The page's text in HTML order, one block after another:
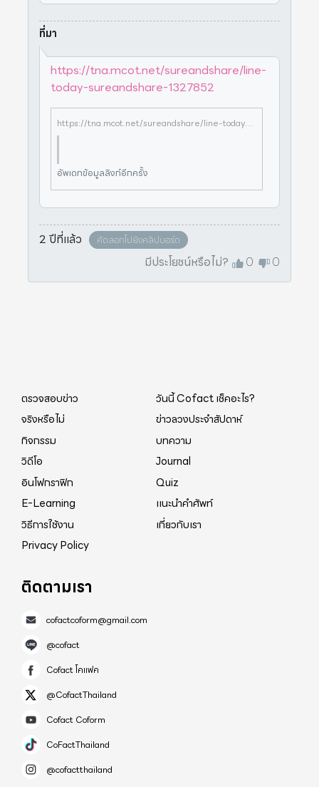
ที่มา
https://tna.mcot.net/sureandshare/line-
today-sureandshare-1327852
https://tna.mcot.net/sureandshare/line-today-sureandshare-1327852
อัพเดทข้อมูลลิงก์อีกครั้ง
2 ปีที่แล้ว คัดลอกไปยังคลิปบอร์ด
มีประโยชน์หรือไม่? 0 0
ตรวจสอบข่าว
วันนี้ Cofact เช็คอะไร?
จริงหรือไม่
ข่าวลวงประจำสัปดาห์
กิจกรรม
บทความ
วิดีโอ
Journal
อินโฟกราฟิก
Quiz
E-Learning
แนะนำคำศัพท์
วิธีการใช้งาน
เกี่ยวกับเรา
Privacy Policy
ติดตามเรา
cofactcoform@gmail.com
@cofact
Cofact โคแฟค
@CofactThailand
Cofact Coform
CoFactThailand
@cofactthailand